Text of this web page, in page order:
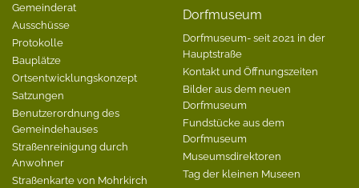
Gemeinderat
Ausschüsse
Protokolle
Bauplätze
Ortsentwicklungskonzept
Satzungen
Benutzerordnung des
Gemeindehauses
Straßenreinigung durch
Anwohner
Straßenkarte von Mohrkirch
Dorfmuseum
Dorfmuseum- seit 2021 in der
Hauptstraße
Kontakt und Öffnungszeiten
Bilder aus dem neuen
Dorfmuseum
Fundstücke aus dem
Dorfmuseum
Museumsdirektoren
Tag der kleinen Museen